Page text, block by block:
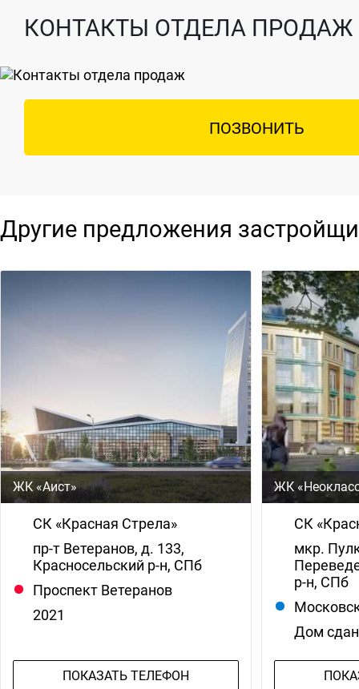
КОНТАКТЫ ОТДЕЛА ПРОДАЖ
ПОЗВОНИТЬ
Другие предложения
ЖК «Аист»
СК «Красная Стрела»
пр-т Ветеранов, д. 133,
Красносельский р-н, СПб
Проспект Ветеранов
2021
ПОКАЗАТЬ ТЕЛЕФОН
ЖК
СК
мкр.
р-н, СПб
Дом сдан